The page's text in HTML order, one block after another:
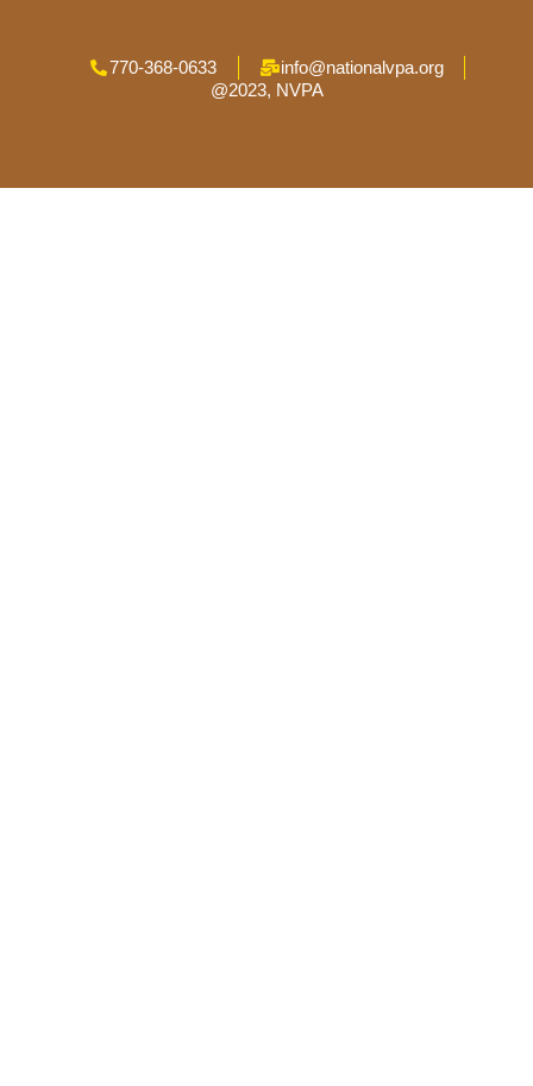
770-368-0633
info@nationalvpa.org
@2023, NVPA